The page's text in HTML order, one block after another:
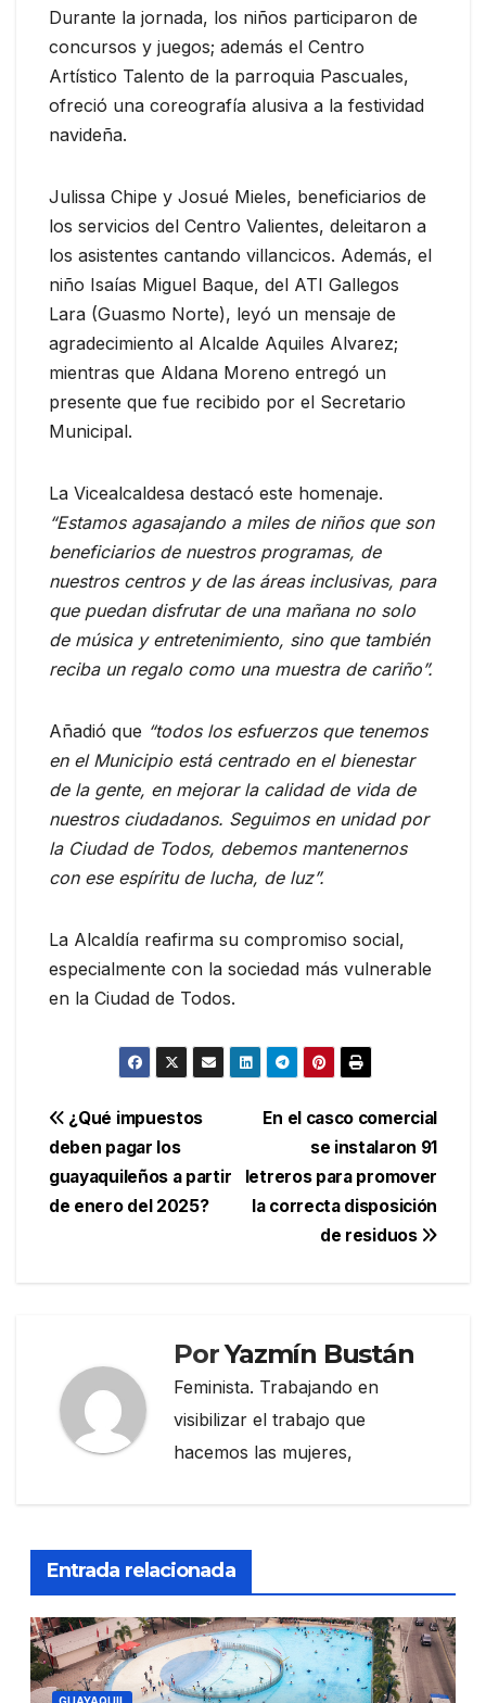
Durante la jornada, los niños participaron de
concursos y juegos; además el Centro
Artístico Talento de la parroquia Pascuales,
ofreció una coreografía alusiva a la festividad
navideña.
Julissa Chipe y Josué Mieles, beneficiarios de
los servicios del Centro Valientes, deleitaron a
los asistentes cantando villancicos. Además, el
niño Isaías Miguel Baque, del ATI Gallegos
Lara (Guasmo Norte), leyó un mensaje de
agradecimiento al Alcalde Aquiles Alvarez;
mientras que Aldana Moreno entregó un
presente que fue recibido por el Secretario
Municipal.
La Vicealcaldesa destacó este homenaje.
“Estamos agasajando a miles de niños que son
beneficiarios de nuestros programas, de
nuestros centros y de las áreas inclusivas, para
que puedan disfrutar de una mañana no solo
de música y entretenimiento, sino que también
reciba un regalo como una muestra de cariño”.
Añadió que “todos los esfuerzos que tenemos
en el Municipio está centrado en el bienestar
de la gente, en mejorar la calidad de vida de
nuestros ciudadanos. Seguimos en unidad por
la Ciudad de Todos, debemos mantenernos
con ese espíritu de lucha, de luz”.
La Alcaldía reafirma su compromiso social,
especialmente con la sociedad más vulnerable
en la Ciudad de Todos.
Navegación
de
entradas
En el casco comercial
se instalaron 91
letreros para promover
la correcta disposición
de residuos
¿Qué impuestos
deben pagar los
guayaquileños a partir
de enero del 2025?
PorYazmín Bustán
Feminista. Trabajando en
visibilizar el trabajo que
hacemos las mujeres,
Entrada relacionada